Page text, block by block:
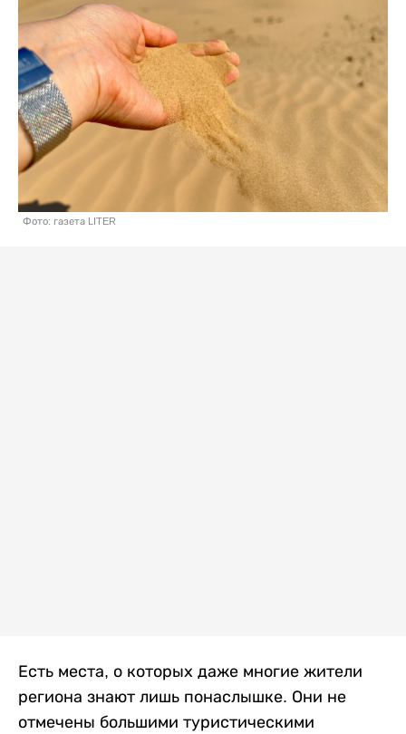
Фото: газета LITER
Есть места, о которых даже многие жители
региона знают лишь понаслышке. Они не
отмечены большими туристическими